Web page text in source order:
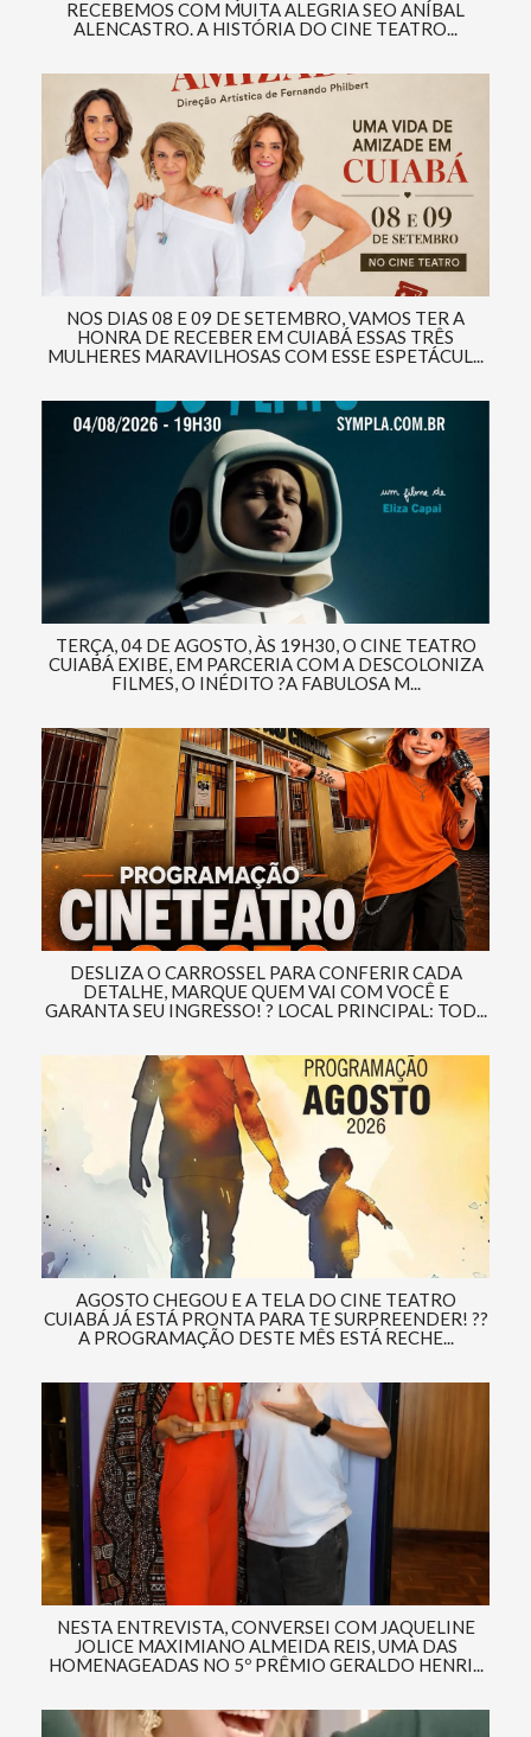
RECEBEMOS COM MUITA ALEGRIA SEO ANÍBAL
ALENCASTRO. A HISTÓRIA DO CINE TEATRO...
NOS DIAS 08 E 09 DE SETEMBRO, VAMOS TER A
HONRA DE RECEBER EM CUIABÁ ESSAS TRÊS
MULHERES MARAVILHOSAS COM ESSE ESPETÁCUL...
TERÇA, 04 DE AGOSTO, ÀS 19H30, O CINE TEATRO
CUIABÁ EXIBE, EM PARCERIA COM A DESCOLONIZA
FILMES, O INÉDITO ?A FABULOSA M...
DESLIZA O CARROSSEL PARA CONFERIR CADA
DETALHE, MARQUE QUEM VAI COM VOCÊ E
GARANTA SEU INGRESSO! ? LOCAL PRINCIPAL: TOD...
AGOSTO CHEGOU E A TELA DO CINE TEATRO
CUIABÁ JÁ ESTÁ PRONTA PARA TE SURPREENDER! ??
A PROGRAMAÇÃO DESTE MÊS ESTÁ RECHE...
NESTA ENTREVISTA, CONVERSEI COM JAQUELINE
JOLICE MAXIMIANO ALMEIDA REIS, UMA DAS
HOMENAGEADAS NO 5º PRÊMIO GERALDO HENRI...